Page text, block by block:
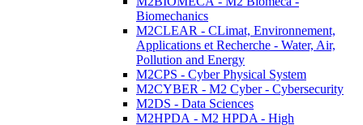
Biomechanics
M2CLEAR - CLimat, Environnement,
Applications et Recherche - Water, Air,
Pollution and Energy
M2CPS - Cyber Physical System
M2CYBER - M2 Cyber - Cybersecurity
M2DS - Data Sciences
M2HPDA - M2 HPDA - High